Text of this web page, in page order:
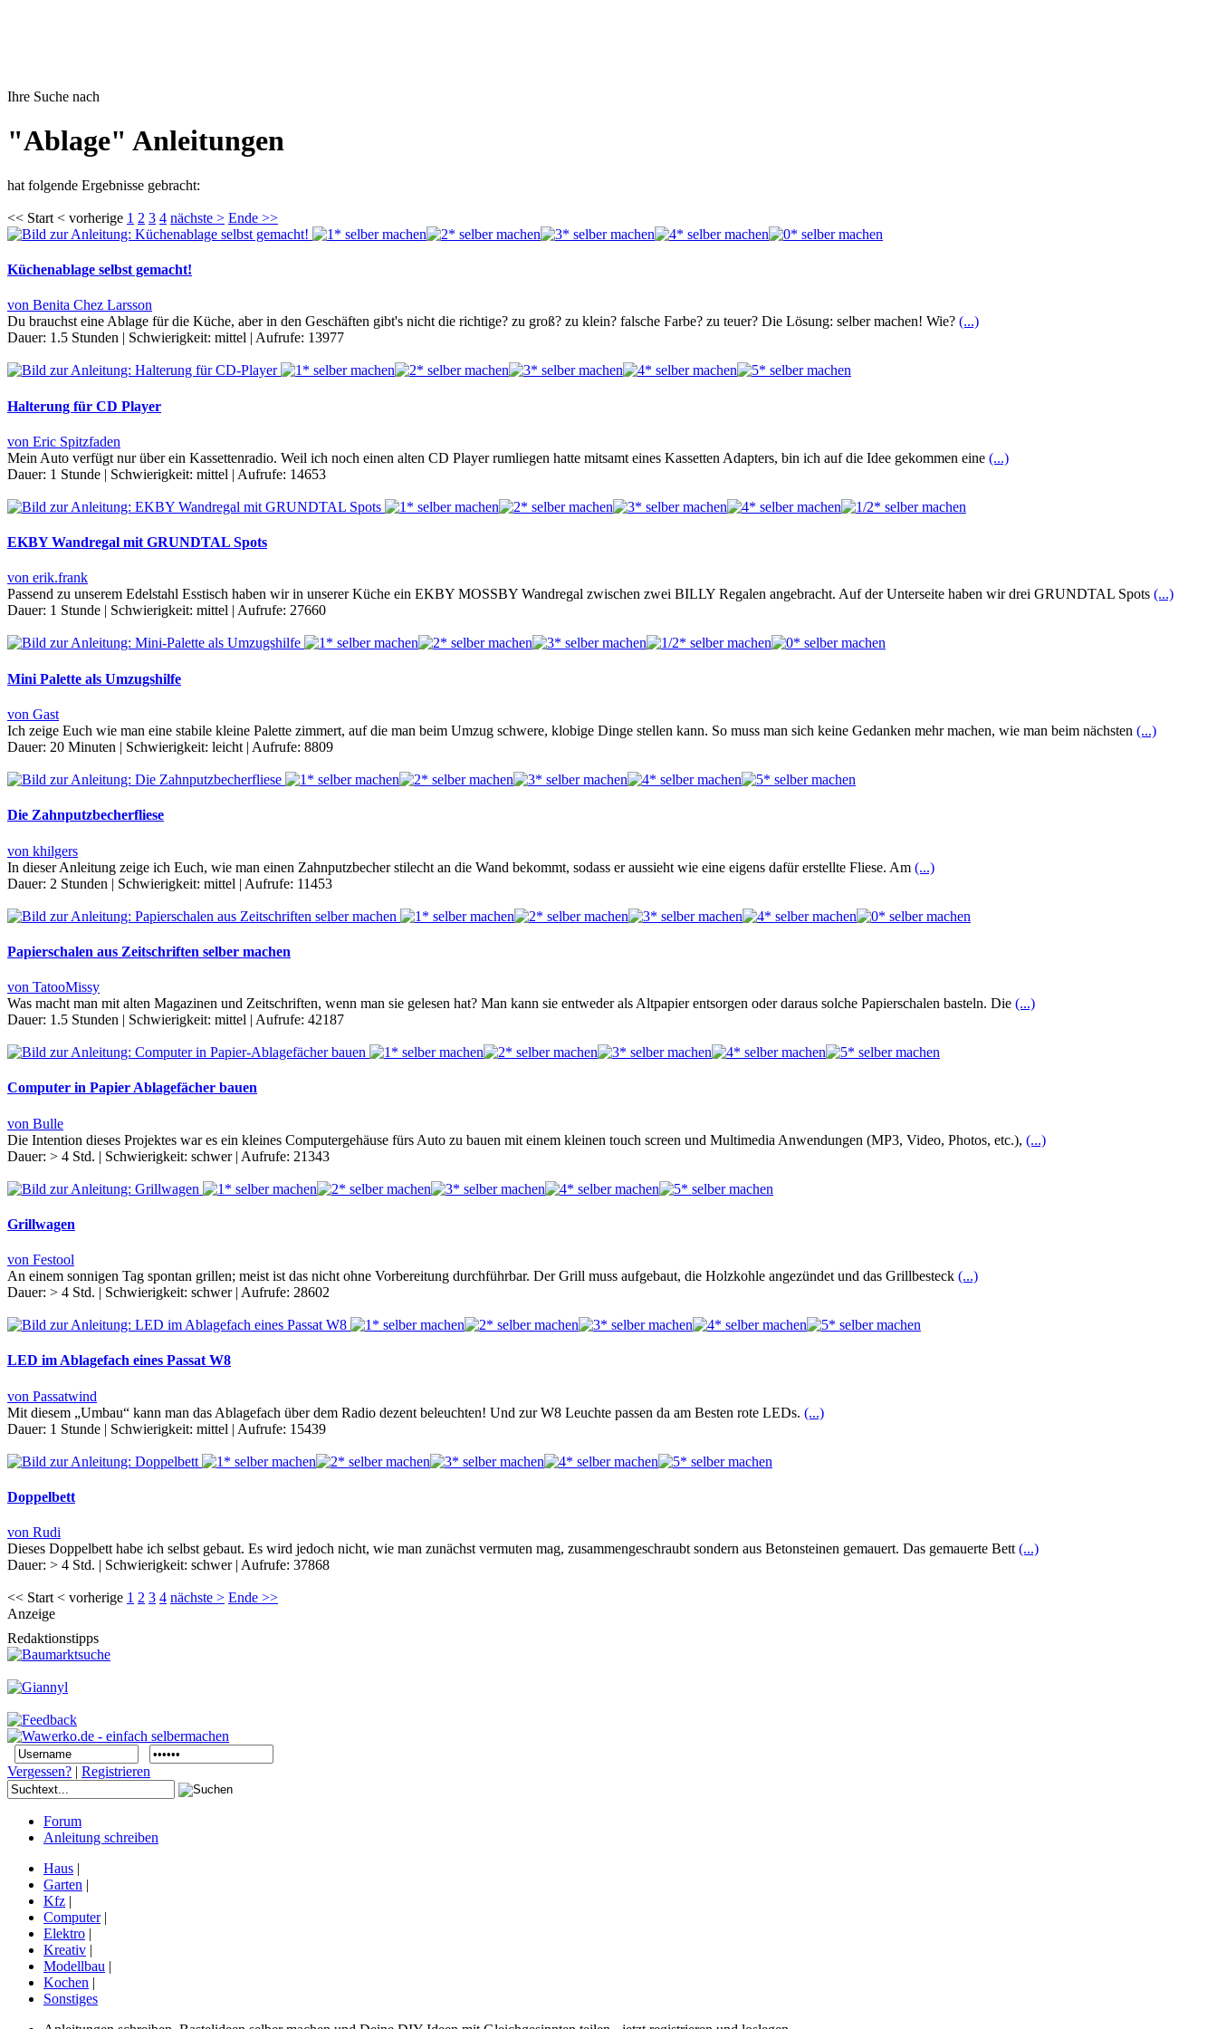
Ihre Suche nach
"Ablage" Anleitungen
hat folgende Ergebnisse gebracht:
<< Start < vorherige 1 2 3 4 nächste > Ende >>
Küchenablage selbst gemacht!
von Benita Chez Larsson
Du brauchst eine Ablage für die Küche, aber in den Geschäften gibt's nicht die richtige? zu groß? zu klein? falsche Farbe? zu teuer? Die Lösung: selber machen! Wie? (...)
Dauer: 1.5 Stunden | Schwierigkeit: mittel | Aufrufe: 13977
Halterung für CD Player
von Eric Spitzfaden
Mein Auto verfügt nur über ein Kassettenradio. Weil ich noch einen alten CD Player rumliegen hatte mitsamt eines Kassetten Adapters, bin ich auf die Idee gekommen eine (...)
Dauer: 1 Stunde | Schwierigkeit: mittel | Aufrufe: 14653
EKBY Wandregal mit GRUNDTAL Spots
von erik.frank
Passend zu unserem Edelstahl Esstisch haben wir in unserer Küche ein EKBY MOSSBY Wandregal zwischen zwei BILLY Regalen angebracht. Auf der Unterseite haben wir drei GRUNDTAL Spots (...)
Dauer: 1 Stunde Schwierigkeit: mittel Aufrufe: 27660
Mini Palette als Umzugshilfe
von Gast
Ich zeige Euch wie man eine stabile kleine Palette zimmert, auf die man beim Umzug schwere, klobige Dinge stellen kann. So muss man sich keine Gedanken mehr machen, wie man beim nächsten (...)
Dauer: 20 Minuten | Schwierigkeit: leicht | Aufrufe: 8809
Die Zahnputzbecherfliese
von khilgers
In dieser Anleitung zeige ich Euch, wie man einen Zahnputzbecher stilecht an die Wand bekommt, sodass er aussieht wie eine eigens dafür erstellte Fliese. Am (...)
Dauer: 2 Stunden | Schwierigkeit: mittel | Aufrufe: 11453
Papierschalen aus Zeitschriften selber machen
von TatooMissy
Was macht man mit alten Magazinen und Zeitschriften, wenn man sie gelesen hat? Man kann sie entweder als Altpapier entsorgen oder daraus solche Papierschalen basteln. Die (...)
Dauer: 1.5 Stunden | Schwierigkeit: mittel | Aufrufe: 42187
Computer in Papier Ablagefächer bauen
von Bulle
Die Intention dieses Projektes war es ein kleines Computergehäuse fürs Auto zu bauen mit einem kleinen touch screen und Multimedia Anwendungen (MP3, Video, Photos, etc.), (...)
Dauer: > 4 Std. | Schwierigkeit: schwer | Aufrufe: 21343
Grillwagen
von Festool
An einem sonnigen Tag spontan grillen; meist ist das nicht ohne Vorbereitung durchführbar. Der Grill muss aufgebaut, die Holzkohle angezündet und das Grillbesteck (...)
Dauer: > 4 Std. | Schwierigkeit: schwer | Aufrufe: 28602
LED im Ablagefach eines Passat W8
von Passatwind
Mit diesem „Umbau“ kann man das Ablagefach über dem Radio dezent beleuchten! Und zur W8 Leuchte passen da am Besten rote LEDs. (...)
Dauer: 1 Stunde | Schwierigkeit: mittel | Aufrufe: 15439
Doppelbett
von Rudi
Dieses Doppelbett habe ich selbst gebaut. Es wird jedoch nicht, wie man zunächst vermuten mag, zusammengeschraubt sondern aus Betonsteinen gemauert. Das gemauerte Bett (...)
Dauer: > 4 Std. | Schwierigkeit: schwer | Aufrufe: 37868
<< Start < vorherige 1 2 3 4 nächste > Ende >>
Anzeige
Redaktionstipps
Vergessen? | Registrieren
Forum
Anleitung schreiben
Haus |
Garten |
Kfz |
Computer|
Elektro |
Kreativ |
Modellbau |
Kochen |
Sonstiges